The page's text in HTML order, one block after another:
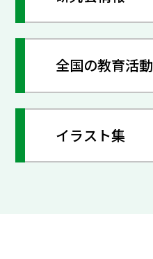
全国の教育活動
イラスト集